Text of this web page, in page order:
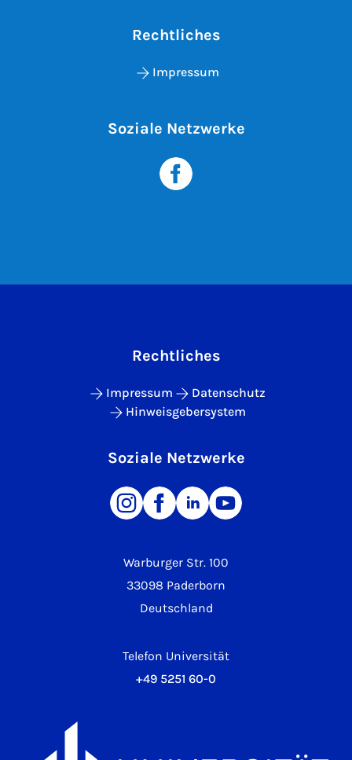
Rechtliches
Impressum
Soziale Netzwerke
Warburger Str. 100
33098 Paderborn
Deutschland
Telefon Universität
+49 5251 60-0
Rechtliches
Impressum
Datenschutz
Hinweisgebersystem
Soziale Netzwerke